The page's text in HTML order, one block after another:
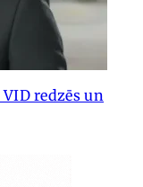
redzēs un